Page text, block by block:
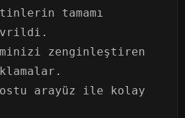
tamamı
zenginleştiren
arayüz ile kolay